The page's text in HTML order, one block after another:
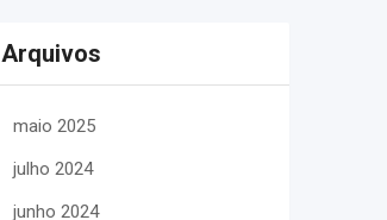
Arquivos
maio 2025
julho 2024
junho 2024